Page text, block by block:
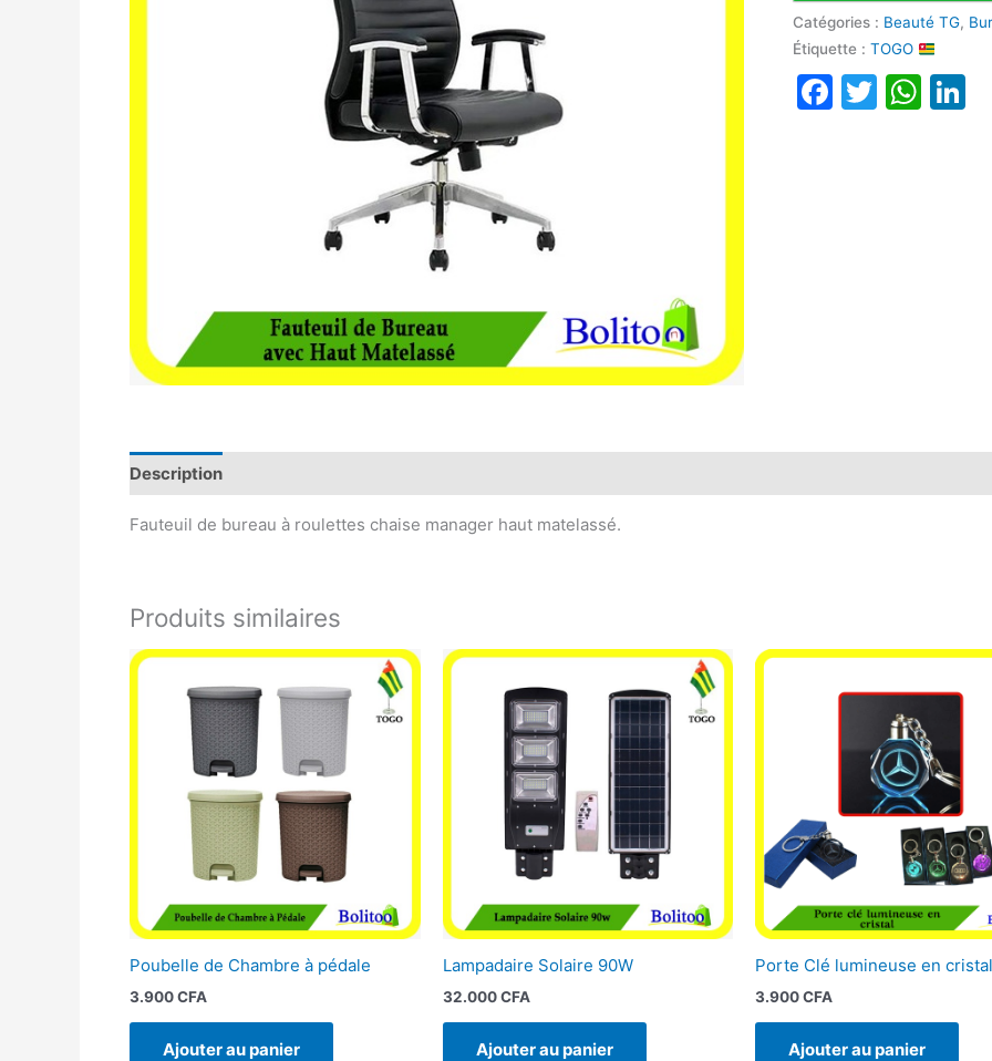
Catégories : Beauté TG,
Étiquette :TOGO
Facebook
Twitter
Description
Fauteuil de bureau à roulettes chaise manager haut matelassé.
Produits similaires
Poubelle de Chambre à pédale
3.900CFA
Ajouter au panier
Lampadaire Solaire 90W
32.000CFA
Ajouter au panier
Porte Clé lumineuse en cristal
3.900CFA
Ajouter au panier